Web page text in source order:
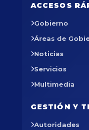
ACCESOS
Gobierno
Áreas de
Noticias
Servicios
Multimedia
GESTIÓN Y
Autoridades